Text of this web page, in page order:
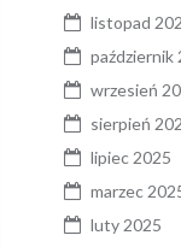
listopad
październik
wrzesień
sierpień
lipiec 2025
marzec
luty 2025